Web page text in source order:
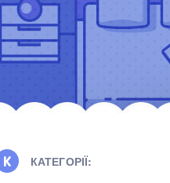
КАТЕГОРІЇ: